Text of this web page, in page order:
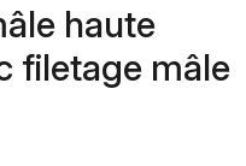
haute
filetage mâle